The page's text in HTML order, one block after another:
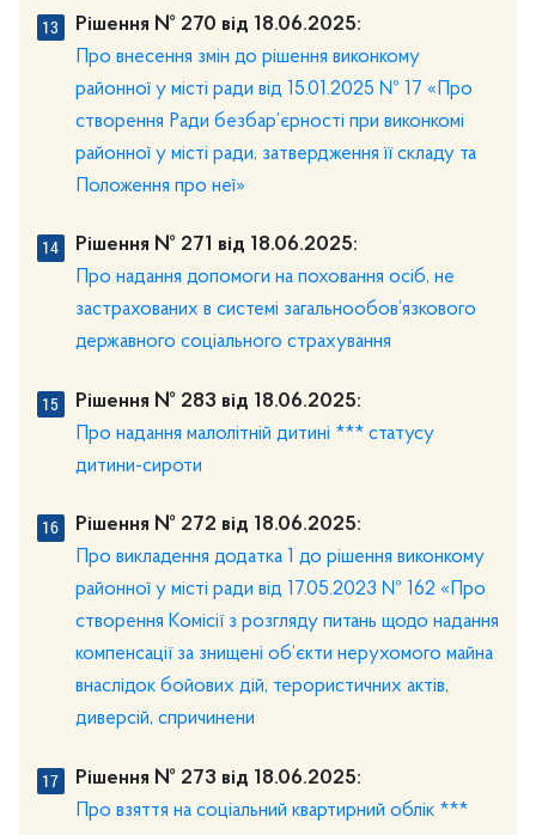
Рішення № 270 від 18.06.2025:
Про внесення змін до рішення виконкому
районної у місті ради від 15.01.2025 № 17 «Про
створення Ради безбар’єрності при виконкомі
районної у місті ради, затвердження її складу та
Положення про неї»
Рішення № 271 від 18.06.2025:
Про надання допомоги на поховання осіб, не
застрахованих в системі загальнообов’язкового
державного соціального страхування
Рішення № 283 від 18.06.2025:
Про надання малолітній дитині *** статусу
дитини-сироти
Рішення № 272 від 18.06.2025:
Про викладення додатка 1 до рішення виконкому
районної у місті ради від 17.05.2023 № 162 «Про
створення Комісії з розгляду питань щодо надання
компенсації за знищені об’єкти нерухомого майна
внаслідок бойових дій, терористичних актів,
диверсій, спричинени
Рішення № 273 від 18.06.2025:
Про взяття на соціальний квартирний облік ***